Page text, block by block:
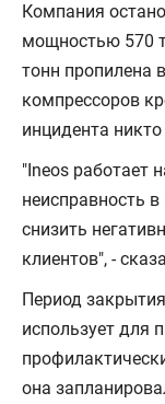
Компания
мощностью 570
тонн пропилена
компрессоров
инцидента
"Ineos работает
неисправность
снизить
клиентов", -
Период
использует для
она